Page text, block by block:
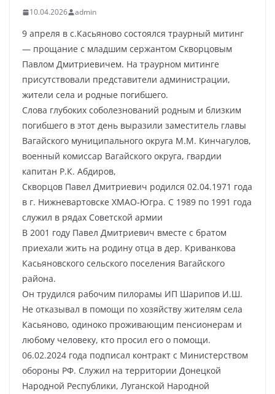
10.04.2026 admin
9 апреля в с.Касьяново состоялся траурный митинг
— прощание с младшим сержантом Скворцовым
Павлом Дмитриевичем. На траурном митинге
присутствовали представители администрации,
жители села и родные погибшего.
Слова глубоких соболезнований родным и близким
погибшего в этот день выразили заместитель главы
Вагайского муниципального округа М.М. Кинчагулов,
военный комиссар Вагайского округа, гвардии
капитан Р.К. Абдиров,
Скворцов Павел Дмитриевич родился 02.04.1971 года
в г. Нижневартовске ХМАО-Югра. С 1989 по 1991 года
служил в рядах Советской армии
В 2001 году Павел Дмитриевич вместе с братом
приехали жить на родину отца в дер. Криванкова
Касьяновского сельского поселения Вагайского
района.
Он трудился рабочим пилорамы ИП Шарипов И.Ш.
Не отказывал в помощи по хозяйству жителям села
Касьяново, одиноко проживающим пенсионерам и
любому человеку, кто просил его о помощи.
06.02.2024 года подписал контракт с Министерством
обороны РФ. Служил на территории Донецкой
Народной Республики, Луганской Народной